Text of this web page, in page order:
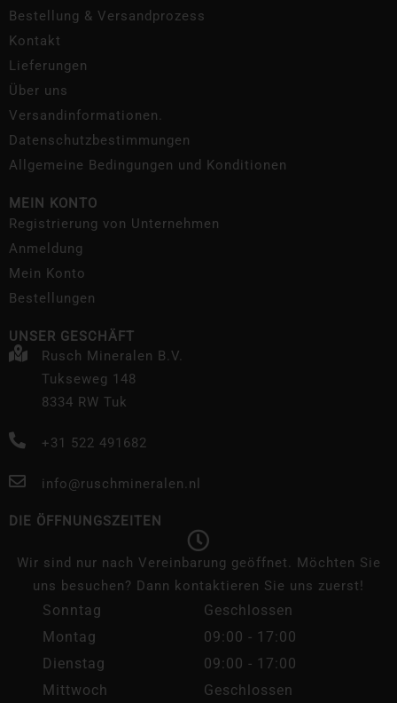
Bestellung & Versandprozess
Kontakt
Lieferungen
Über uns
Versandinformationen.
Datenschutzbestimmungen
Allgemeine Bedingungen und Konditionen
MEIN KONTO
Registrierung von Unternehmen
Anmeldung
Mein Konto
Bestellungen
UNSER GESCHÄFT
Rusch Mineralen B.V.
Tukseweg 148
8334 RW Tuk
+31 522 491682
info@ruschmineralen.nl
DIE ÖFFNUNGSZEITEN
Wir sind nur nach Vereinbarung geöffnet. Möchten Sie
uns besuchen? Dann kontaktieren Sie uns zuerst!
Sonntag
Geschlossen
Montag
09:00 - 17:00
Dienstag
09:00 - 17:00
Mittwoch
Geschlossen